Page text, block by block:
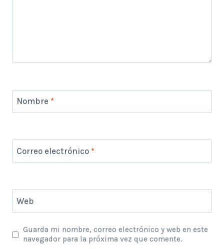
Nombre *
Correo electrónico *
Web
Guarda mi nombre, correo electrónico y web en este
navegador para la próxima vez que comente.